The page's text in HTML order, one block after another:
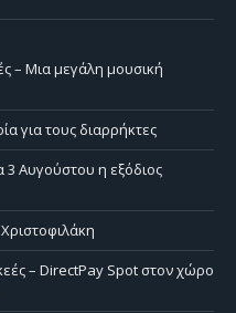
– Μια μεγάλη μουσική
για τους διαρρήκτες
3 Αυγούστου η εξόδιος
– DirectPay Spot στον χώρο